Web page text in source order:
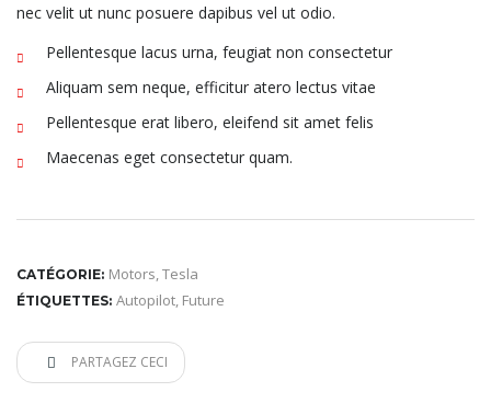
nec velit ut nunc posuere dapibus vel ut odio.
Pellentesque lacus urna, feugiat non consectetur
Aliquam sem neque, efficitur atero lectus vitae
Pellentesque erat libero, eleifend sit amet felis
Maecenas eget consectetur quam.
CATÉGORIE: Motors Tesla
ÉTIQUETTES: Autopilot Future
PARTAGEZ CECI